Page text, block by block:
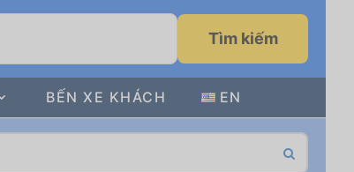
Tìm kiếm
BẾN XE KHÁCH EN